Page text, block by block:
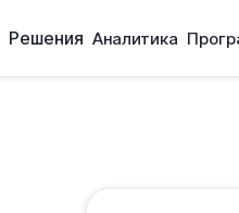
Решения Аналитика